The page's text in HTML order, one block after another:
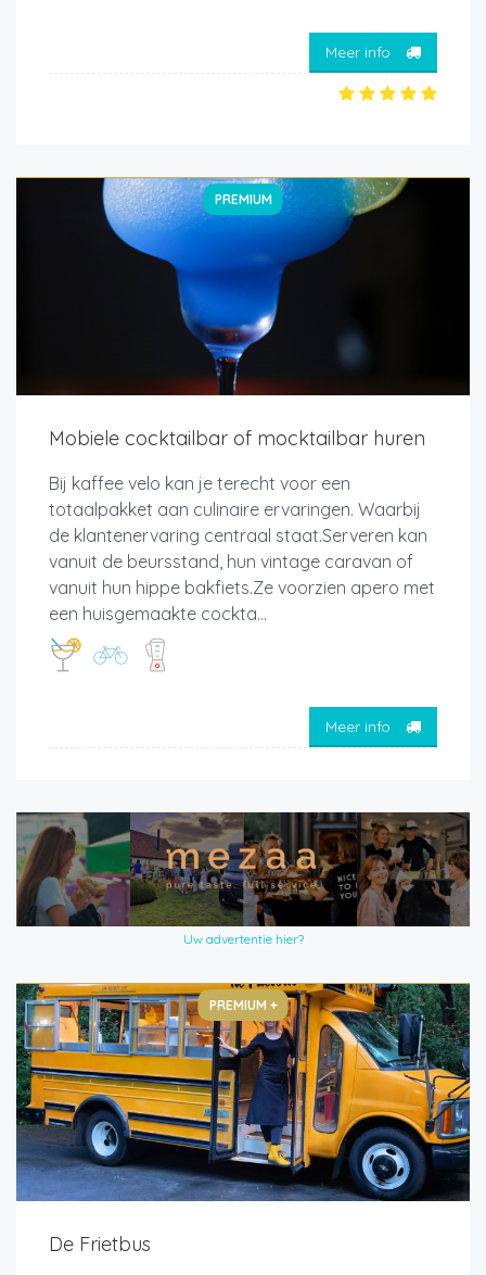
Meer info
PREMIUM
Mobiele cocktailbar of mocktailbar huren
Bij kaffee velo kan je terecht voor een
totaalpakket aan culinaire ervaringen. Waarbij
de klantenervaring centraal staat.Serveren kan
vanuit de beursstand, hun vintage caravan of
vanuit hun hippe bakfiets.Ze voorzien apero met
een huisgemaakte cockta...
Meer info
Uw advertentie hier?
PREMIUM +
De Frietbus